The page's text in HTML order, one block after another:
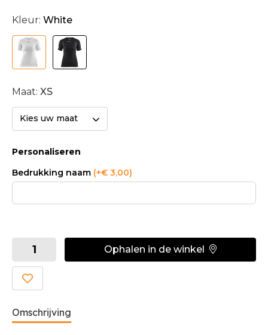
Kleur: White
Maat: XS
Kies uw maat
Personaliseren
Bedrukking naam (+€ 3,00)
Ophalen in de winkel
Omschrijving